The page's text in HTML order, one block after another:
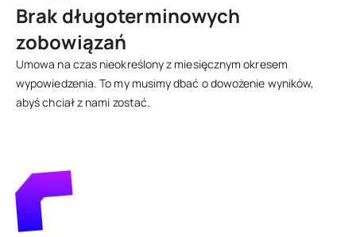
Brak długoterminowych
zobowiązań
Umowa na czas nieokreślony z miesięcznym okresem
wypowiedzenia. To my musimy dbać o dowożenie wyników,
abyś chciał z nami zostać.